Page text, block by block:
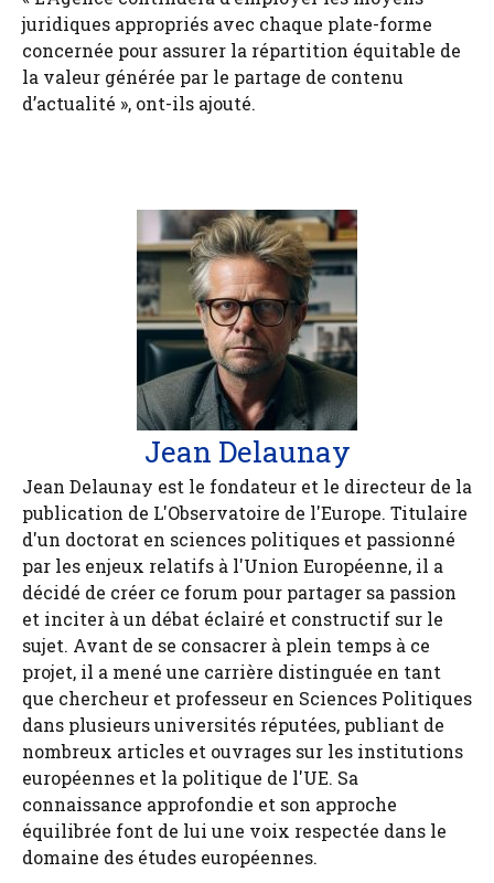
juridiques appropriés avec chaque plate-forme
concernée pour assurer la répartition équitable de
la valeur générée par le partage de contenu
d’actualité », ont-ils ajouté.
Jean Delaunay
Jean Delaunay est le fondateur et le directeur de la
publication de L'Observatoire de l'Europe. Titulaire
d'un doctorat en sciences politiques et passionné
par les enjeux relatifs à l'Union Européenne, il a
décidé de créer ce forum pour partager sa passion
et inciter à un débat éclairé et constructif sur le
sujet. Avant de se consacrer à plein temps à ce
projet, il a mené une carrière distinguée en tant
que chercheur et professeur en Sciences Politiques
dans plusieurs universités réputées, publiant de
nombreux articles et ouvrages sur les institutions
européennes et la politique de l'UE. Sa
connaissance approfondie et son approche
équilibrée font de lui une voix respectée dans le
domaine des études européennes.